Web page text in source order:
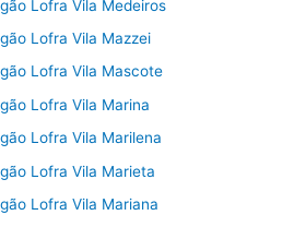
Lofra Vila Medeiros
Lofra Vila Mazzei
Lofra Vila Mascote
Lofra Vila Marina
Lofra Vila Marilena
Lofra Vila Marieta
Lofra Vila Mariana